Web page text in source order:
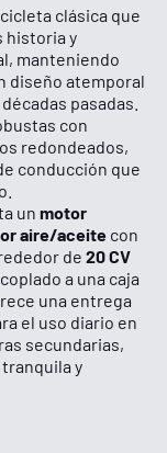
ideal
información
atemporal
clásica que
historia y
manteniendo
diseño atemporal
pasadas.
con
redondeados,
conducción que
un motor
aire/aceite con
de20 CV
a una caja
una entrega
el uso diario en
secundarias,
y